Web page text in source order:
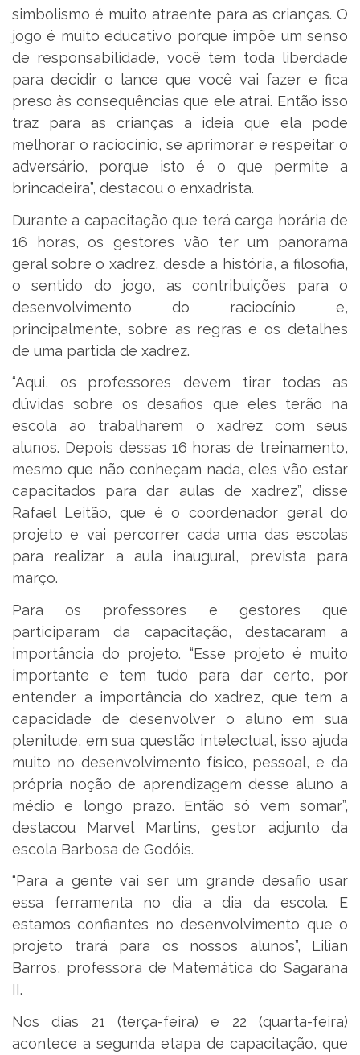
simbolismo é muito atraente para as crianças. O
jogo é muito educativo porque impõe um senso
de responsabilidade, você tem toda liberdade
para decidir o lance que você vai fazer e fica
preso às consequências que ele atrai. Então isso
traz para as crianças a ideia que ela pode
melhorar o raciocínio, se aprimorar e respeitar o
adversário, porque isto é o que permite a
brincadeira”, destacou o enxadrista.
Durante a capacitação que terá carga horária de
16 horas, os gestores vão ter um panorama
geral sobre o xadrez, desde a história, a filosofia,
o sentido do jogo, as contribuições para o
desenvolvimento do raciocínio e,
principalmente, sobre as regras e os detalhes
de uma partida de xadrez.
“Aqui, os professores devem tirar todas as
dúvidas sobre os desafios que eles terão na
escola ao trabalharem o xadrez com seus
alunos. Depois dessas 16 horas de treinamento,
mesmo que não conheçam nada, eles vão estar
capacitados para dar aulas de xadrez”, disse
Rafael Leitão, que é o coordenador geral do
projeto e vai percorrer cada uma das escolas
para realizar a aula inaugural, prevista para
março.
Para os professores e gestores que
participaram da capacitação, destacaram a
importância do projeto. “Esse projeto é muito
importante e tem tudo para dar certo, por
entender a importância do xadrez, que tem a
capacidade de desenvolver o aluno em sua
plenitude, em sua questão intelectual, isso ajuda
muito no desenvolvimento físico, pessoal, e da
própria noção de aprendizagem desse aluno a
médio e longo prazo. Então só vem somar”,
destacou Marvel Martins, gestor adjunto da
escola Barbosa de Godóis.
“Para a gente vai ser um grande desafio usar
essa ferramenta no dia a dia da escola. E
estamos confiantes no desenvolvimento que o
projeto trará para os nossos alunos”, Lilian
Barros, professora de Matemática do Sagarana
II.
Nos dias 21 (terça-feira) e 22 (quarta-feira)
acontece a segunda etapa de capacitação, que